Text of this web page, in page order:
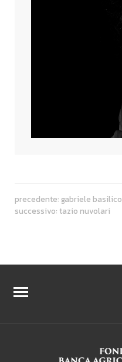
precedente: gabriele basilico
successivo: tazio nuvolari